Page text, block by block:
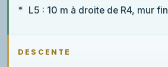
L5 : 10 m à droite de R4, mur
DESCENTE